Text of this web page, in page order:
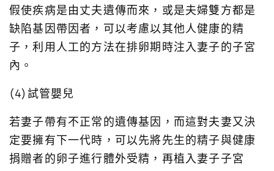
假使疾病是由丈夫遺傳而來，或是夫婦雙方都是
缺陷基因帶因者，可以考慮以其他人健康的精
子，利用人工的方法在排卵期時注入妻子的子宮
內。
(4)試管嬰兒
若妻子帶有不正常的遺傳基因，而這對夫妻又決
定要擁有下一代時，可以先將先生的精子與健康
捐贈者的卵子進行體外受精，再植入妻子子宮